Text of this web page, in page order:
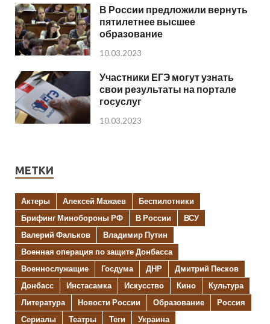
В России предложили вернуть
пятилетнее высшее
образование
10.03.2023
Участники ЕГЭ могут узнать
свои результаты на портале
госуслуг
10.03.2023
МЕТКИ
Актеры Алексей Мажаев
Беспилотники
Брифинг Минобороны РФ
В России
ВСУ
Валерий Фальков
Владимир Путин
Военная операция по защите Донбасса
Военнослужащие
Госдума ДНР
Дмитрий Песков
Донбасс
Инстасамка Искусство Кино
Культура
Литература
Новости России Образование
Россия
Сериалы
Театры Теги
Украина